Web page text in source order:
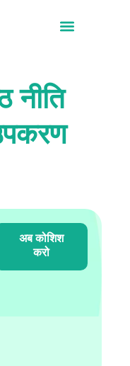
नीति
अब कोशिश
करो